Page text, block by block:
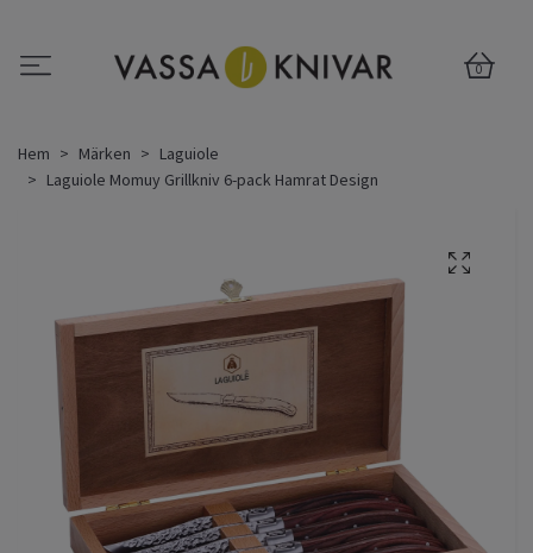
0
Hem Märken
Laguiole
Laguiole Momuy Grillkniv 6-pack Hamrat Design